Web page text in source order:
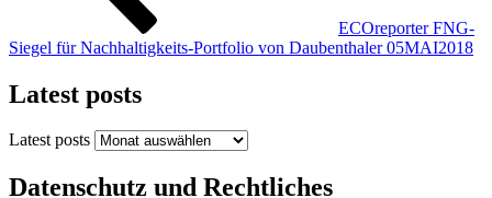
ECOreporter FNG-
Siegel für Nachhaltigkeits-Portfolio von Daubenthaler 05MAI2018
Latest posts
Latest posts
Datenschutz und Rechtliches